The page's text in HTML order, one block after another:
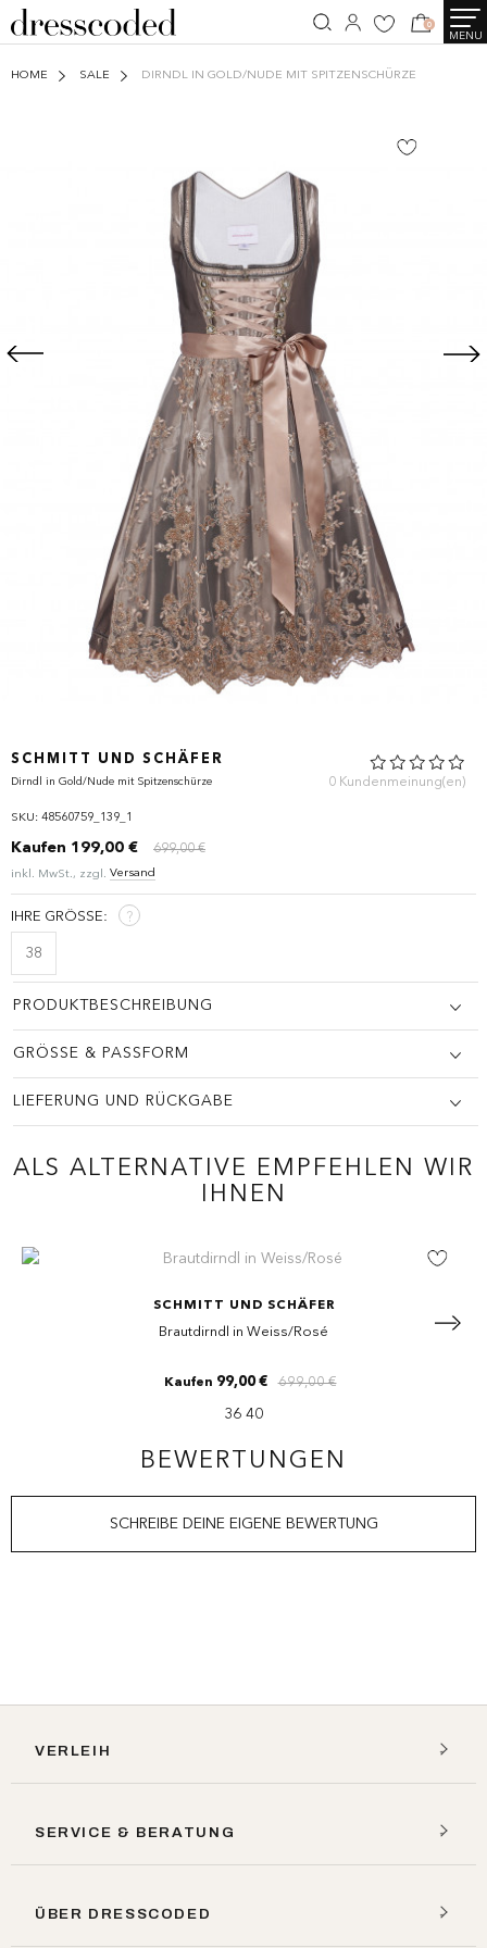
MENU
0
HOME SALE DIRNDL IN GOLD/NUDE MIT SPITZENSCHÜRZE
SCHMITT UND SCHÄFER
Dirndl in Gold/Nude mit Spitzenschürze
SKU: 48560759_139_1
0 Kundenmeinung(en)
699,00 €
Kaufen 199,00 €
inkl. MwSt., zzgl. Versand
IHRE GRÖSSE: ?
38
PRODUKTBESCHREIBUNG
GRÖSSE & PASSFORM
LIEFERUNG UND RÜCKGABE
ALS ALTERNATIVE EMPFEHLEN WIR
IHNEN
SCHMITT UND SCHÄFER
Brautdirndl in Weiss/Rosé
699,00 €
Kaufen 99,00 €
36 40
BEWERTUNGEN
SCHREIBE DEINE EIGENE BEWERTUNG
WIE BEWERTEN SIE DIESEN ARTIKEL?*
Ihre Bewertung
VERLEIH
SERVICE & BERATUNG
ÜBER DRESSCODED